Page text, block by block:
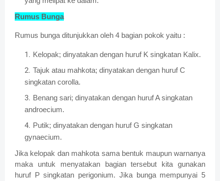
Rumus Bunga
Rumus bunga ditunjukkan oleh 4 bagian pokok yaitu :
Kelopak; dinyatakan dengan huruf K singkatan Kalix.
Tajuk atau mahkota; dinyatakan dengan huruf C
singkatan corolla.
Benang sari; dinyatakan dengan huruf A singkatan
androecium.
Putik; dinyatakan dengan huruf G singkatan
gynaecium.
Jika kelopak dan mahkota sama bentuk maupun warnanya
maka untuk menyatakan bagian tersebut kita gunakan
huruf P singkatan perigonium. Jika bunga mempunyai 5